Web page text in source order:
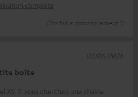
complète
(Traduit automatiquement *)
boîte
XS. Si vous cherchez une chaîne
02/06/2026